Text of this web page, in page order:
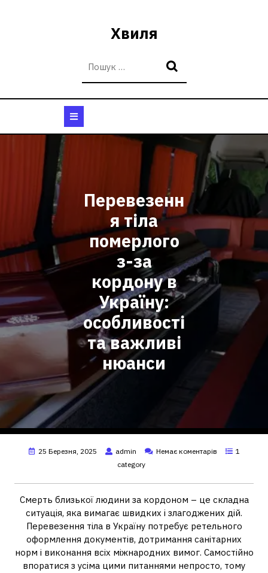
Хвиля
Відкрити
Перевезенн
я тіла
померлого
з-за
кордону в
Україну:
особливості
та важливі
нюанси
25 Березня, 2025 admin Немає коментарів
1
category
Смерть близької людини за кордоном – це складна
ситуація, яка вимагає швидких і злагоджених дій.
Перевезення тіла в Україну потребує ретельного
оформлення документів, дотримання санітарних
норм і виконання всіх міжнародних вимог. Самостійно
впоратися з усіма цими питаннями непросто, тому